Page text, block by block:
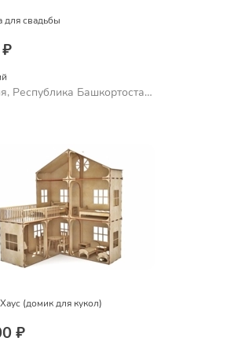
свадьбы
Республика Башкортостан,
(домик для кукол)
₽